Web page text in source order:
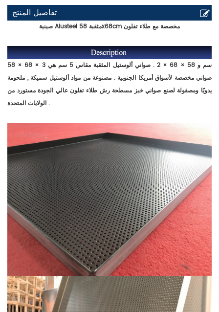
تفاصيل المنتج
صينية Alusteel مثقبة 58x68cm مخصصة مع طلاء تفلون
58 × 68 × 3 سم و 58 × 68 × 2 . صواني ألوستيل المثقبة مقاس 5 سم هي
صواني مخصصة لأسواق أمريكا الجنوبية . مصنوعة من مواد ألوستيل سميكة , ملحومة
يدويًا ومصقولة لصنع صواني خبز مسطحة رش طلاء تفلون عالي الجودة مستورد من
الولايات المتحدة .